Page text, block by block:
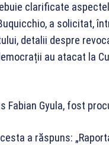
clarificate
a solicitat,
detalii despre
au atacat la
Fabian Gyula, fost
a răspuns: